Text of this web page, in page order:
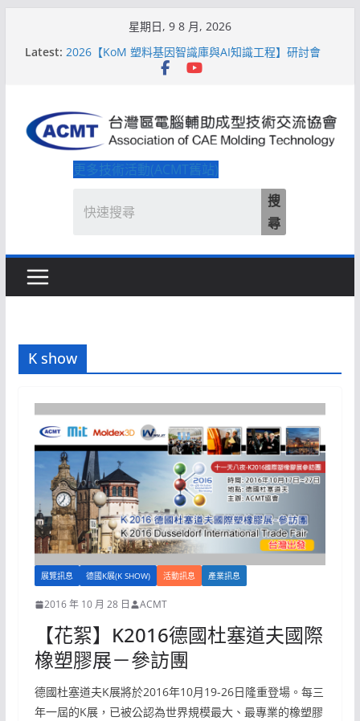
星期日, 9 8 月, 2026
Latest: 2026【KoM 塑料基因智識庫與AI知識工程】研討會
【培訓課程】【ACMT Ｔ零量產】模具估報價：貫穿
具展重磅登場
ACMT打造「Smart Molding 模塑智造平台」主題館
2026【QoM 射出成型高品質穩定生產】研討會
更多技術活動(ACMT舊站)
搜
尋
K show
展覽訊息 德國K展(K SHOW) 活動訊息 產業訊息
2016 年 10 月 28 日 ACMT
【花絮】K2016德國杜塞道夫國際
橡塑膠展－參訪團
德國杜塞道夫K展將於2016年10月19-26日隆重登場。每三
年一屆的K展，已被公認為世界規模最大、最專業的橡塑膠